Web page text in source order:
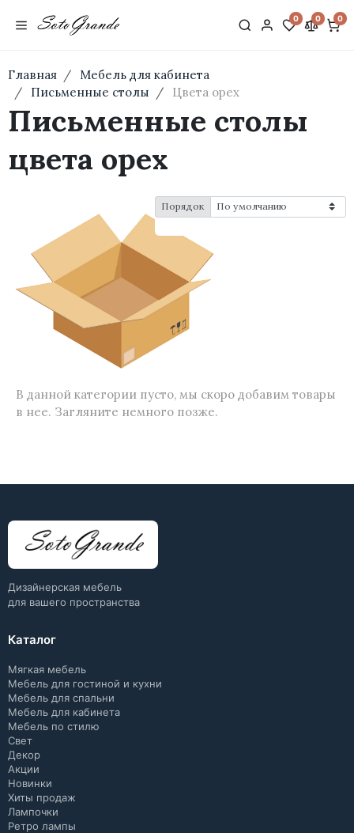
0 0 0
Главная
Мебель для кабинета
Письменные столы
Цвета орех
Письменные столы
цвета орех
Порядок
В данной категории пусто, мы скоро добавим товары
в нее. Загляните немного позже.
Дизайнерская мебель
для вашего пространства
Каталог
Мягкая мебель
Мебель для гостиной и кухни
Мебель для спальни
Мебель для кабинета
Мебель по стилю
Свет
Декор
Акции
Новинки
Хиты продаж
Лампочки
Ретро лампы